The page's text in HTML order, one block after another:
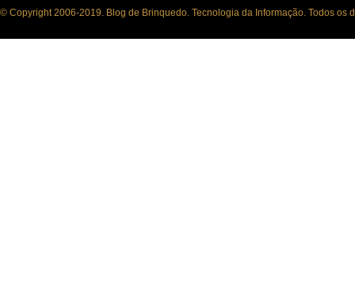
© Copyright 2006-2019. Blog de Brinquedo. Tecnologia da Informação. Todos os